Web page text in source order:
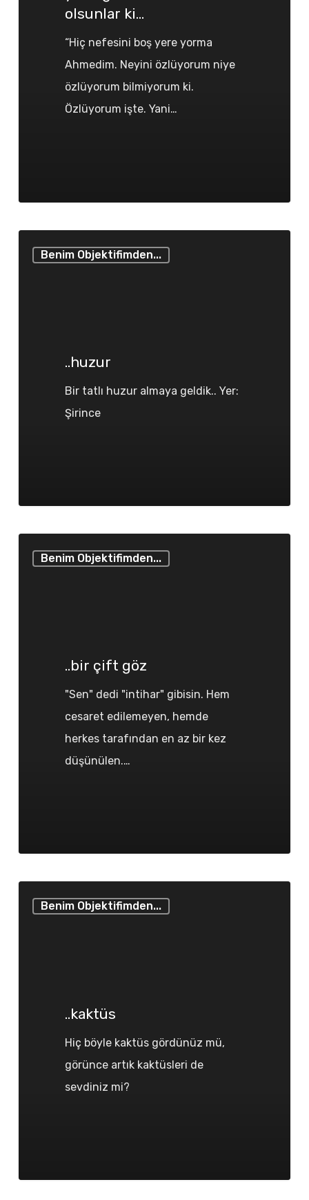
olsunlar ki…
“Hiç nefesini boş yere yorma
Ahmedim. Neyini özlüyorum niye
özlüyorum bilmiyorum ki.
Özlüyorum işte. Yani…
Benim Objektifimden...
..huzur
Bir tatlı huzur almaya geldik.. Yer:
Şirince
Benim Objektifimden...
çift
..bir çift göz
"Sen" dedi "intihar" gibisin. Hem
cesaret edilemeyen, hemde
herkes tarafından en az bir kez
düşünülen.…
Benim Objektifimden...
..kaktüs
Hiç böyle kaktüs gördünüz mü,
görünce artık kaktüsleri de
sevdiniz mi?